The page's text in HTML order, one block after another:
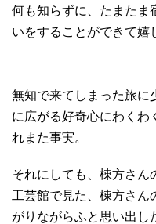
何も知らずに、たまたま
いをすることができて嬉
無知で来てしまった旅に
に広がる好奇心にわくわ
れまた事実。
それにしても、棟方さん
工芸館で見た、棟方さん
がりながらふと思い出し